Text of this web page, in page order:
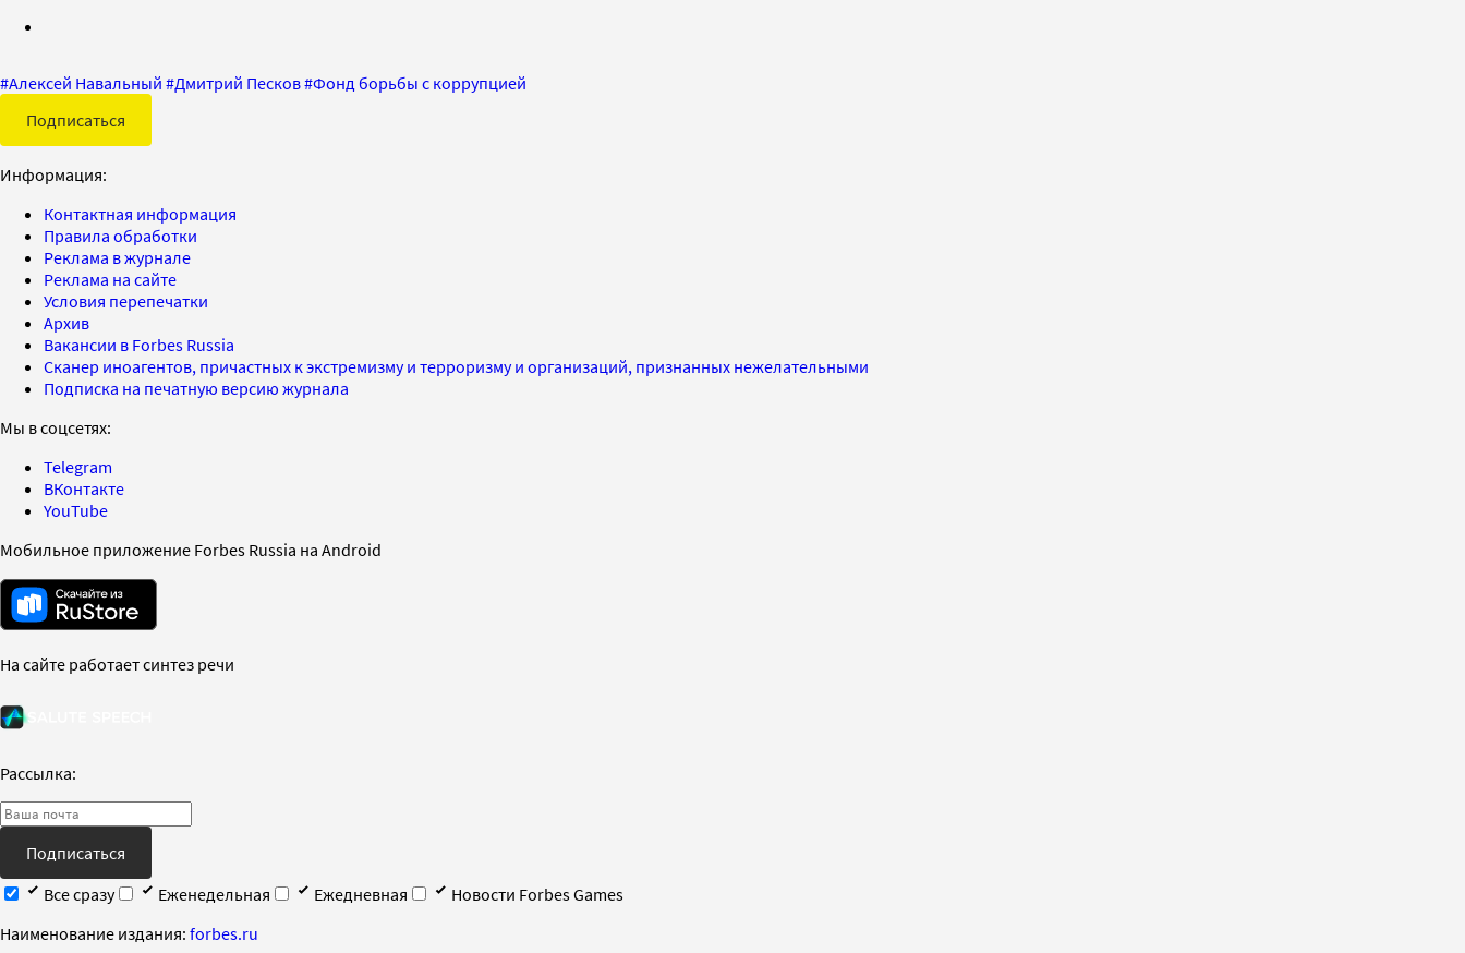
#Алексей Навальный #Дмитрий Песков#Фонд борьбы с коррупцией
Подписаться
Информация:
Контактная информация
Правила обработки
Реклама в журнале
Реклама на сайте
Условия перепечатки
Архив
Вакансии в Forbes Russia
Сканер иноагентов, причастных к экстремизму и терроризму и организаций, признанных нежелательными
Подписка на печатную версию журнала
Мы в соцсетях:
Telegram
ВКонтакте
YouTube
Мобильное приложение Forbes Russia на Android
На сайте работает синтез речи
Рассылка:
Подписаться
Все сразу
Еженедельная Ежедневная
Новости Forbes Games
Наименование издания: forbes.ru